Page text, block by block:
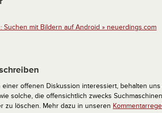
Suchen mit Bildern auf Android » neuerdings.com
einer offenen Diskussion interessiert, behalten
solche, die offensichtlich zwecks
zu löschen. Mehr dazu in unseren